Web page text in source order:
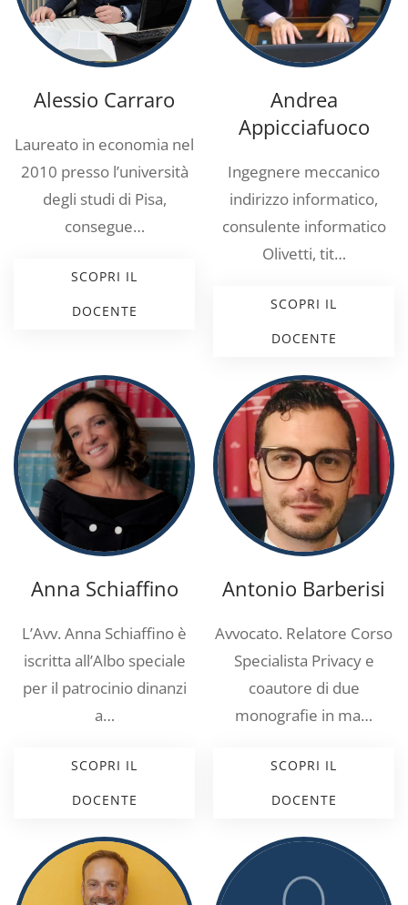
Alessio Carraro
Laureato in economia nel
2010 presso l’università
degli studi di Pisa,
consegue…
SCOPRI IL
DOCENTE
Andrea
Appicciafuoco
Ingegnere meccanico
indirizzo informatico,
consulente informatico
Olivetti, tit…
SCOPRI IL
DOCENTE
Anna Schiaffino
L’Avv. Anna Schiaffino è
iscritta all’Albo speciale
per il patrocinio dinanzi
a…
SCOPRI IL
DOCENTE
Antonio Barberisi
Avvocato. Relatore Corso
Specialista Privacy e
coautore di due
monografie in ma…
SCOPRI IL
DOCENTE